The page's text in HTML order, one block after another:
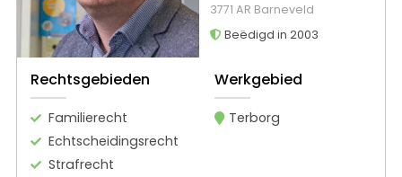
3771 AR Barneveld
Beëdigd in 2003
Rechtsgebieden
Familierecht
Echtscheidingsrecht
Strafrecht
Werkgebied
Terborg